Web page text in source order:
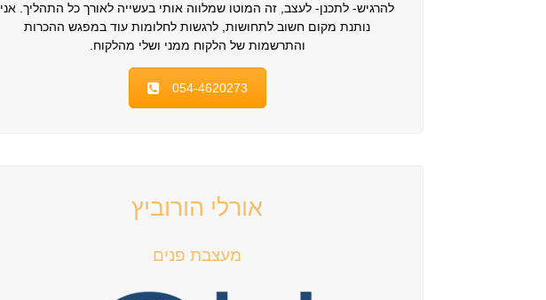
להרגיש- לתכנן- לעצב, זה המוטו שמלווה אותי בעשייה לאורך כל התהליך. אני
נותנת מקום חשוב לתחושות, לרגשות לחלומות עוד במפגש ההכרות
והתרשמות של הלקוח ממני ושלי מהלקוח.
054-4620273
אורלי הורוביץ
מעצבת פנים